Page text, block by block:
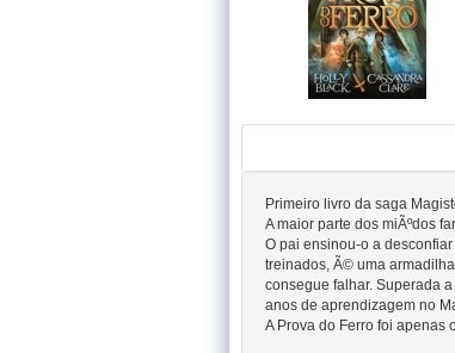
Primeiro livro da saga
A maior parte dos miÃºdos
O pai ensinou-o a
treinados, Ã© uma
consegue falhar. Superada
anos de aprendizagem no
A Prova do Ferro foi apenas